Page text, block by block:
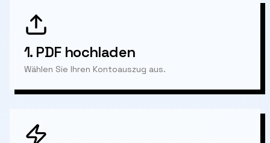
1. PDF hochladen
Wählen Sie Ihren Kontoauszug aus.